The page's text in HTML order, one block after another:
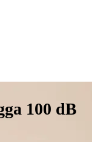
100 dB